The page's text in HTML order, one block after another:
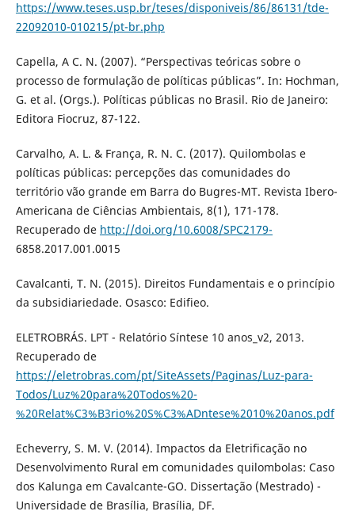
https://www.teses.usp.br/teses/disponiveis/86/86131/tde-
22092010-010215/pt-br.php
Capella, A C. N. (2007). “Perspectivas teóricas sobre o
processo de formulação de políticas públicas”. In: Hochman,
G. et al. (Orgs.). Políticas públicas no Brasil. Rio de Janeiro:
Editora Fiocruz, 87-122.
Carvalho, A. L. & França, R. N. C. (2017). Quilombolas e
políticas públicas: percepções das comunidades do
território vão grande em Barra do Bugres-MT. Revista Ibero-
Americana de Ciências Ambientais, 8(1), 171-178.
Recuperado de http://doi.org/10.6008/SPC2179-
6858.2017.001.0015
Cavalcanti, T. N. (2015). Direitos Fundamentais e o princípio
da subsidiariedade. Osasco: Edifieo.
ELETROBRÁS. LPT - Relatório Síntese 10 anos_v2, 2013.
Recuperado de
https://eletrobras.com/pt/SiteAssets/Paginas/Luz-para-
Todos/Luz%20para%20Todos%20-
%20Relat%C3%B3rio%20S%C3%ADntese%2010%20anos.pdf
Echeverry, S. M. V. (2014). Impactos da Eletrificação no
Desenvolvimento Rural em comunidades quilombolas: Caso
dos Kalunga em Cavalcante-GO. Dissertação (Mestrado) -
Universidade de Brasília, Brasília, DF.